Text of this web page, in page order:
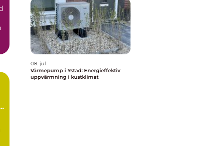
08. jul
Värmepump i Ystad: Energieffektiv
uppvärmning i kustklimat